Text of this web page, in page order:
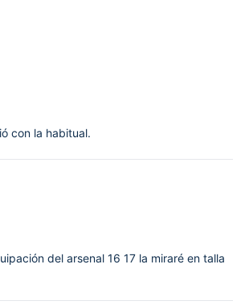
con la habitual.
del arsenal 16 17 la miraré en talla